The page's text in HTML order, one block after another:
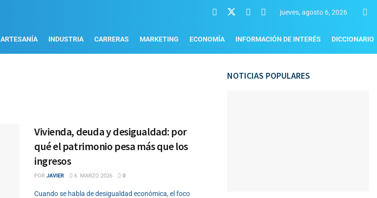
jueves, agosto 6, 2026
ARTESANÍA INDUSTRIA CARRERAS MARKETING ECONOMÍA INFORMACIÓN DE INTERÉS DICCIONARIO
Vivienda, deuda y desigualdad: por
qué el patrimonio pesa más que los
ingresos
POR JAVIER 6. MARZO 2026 0
Cuando se habla de desigualdad económica, el foco
NOTICIAS POPULARES